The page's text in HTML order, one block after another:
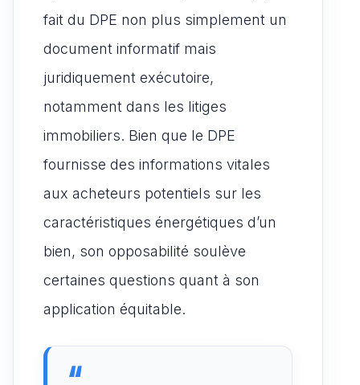
fait du DPE non plus simplement un
document informatif mais
juridiquement exécutoire,
notamment dans les litiges
immobiliers. Bien que le DPE
fournisse des informations vitales
aux acheteurs potentiels sur les
caractéristiques énergétiques d’un
bien, son opposabilité soulève
certaines questions quant à son
application équitable.